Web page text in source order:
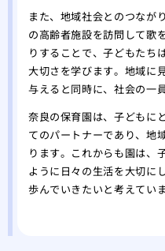
また、地域社会とのつなが
の高齢者施設を訪問して歌
りすることで、子どもたち
大切さを学びます。地域に
与えると同時に、社会の一
奈良の保育園は、子どもに
てのパートナーであり、地
ります。これからも園は、
ように日々の生活を大切に
歩んでいきたいと考えていま